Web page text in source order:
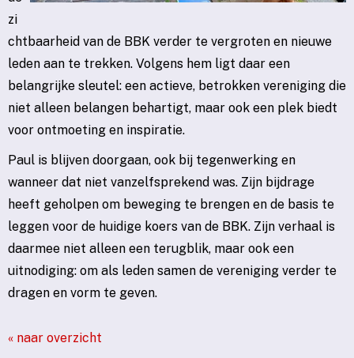
zi
chtbaarheid van de BBK verder te vergroten en nieuwe
leden aan te trekken. Volgens hem ligt daar een
belangrijke sleutel: een actieve, betrokken vereniging die
niet alleen belangen behartigt, maar ook een plek biedt
voor ontmoeting en inspiratie.
Paul is blijven doorgaan, ook bij tegenwerking en
wanneer dat niet vanzelfsprekend was. Zijn bijdrage
heeft geholpen om beweging te brengen en de basis te
leggen voor de huidige koers van de BBK. Zijn verhaal is
daarmee niet alleen een terugblik, maar ook een
uitnodiging: om als leden samen de vereniging verder te
dragen en vorm te geven.
« naar overzicht